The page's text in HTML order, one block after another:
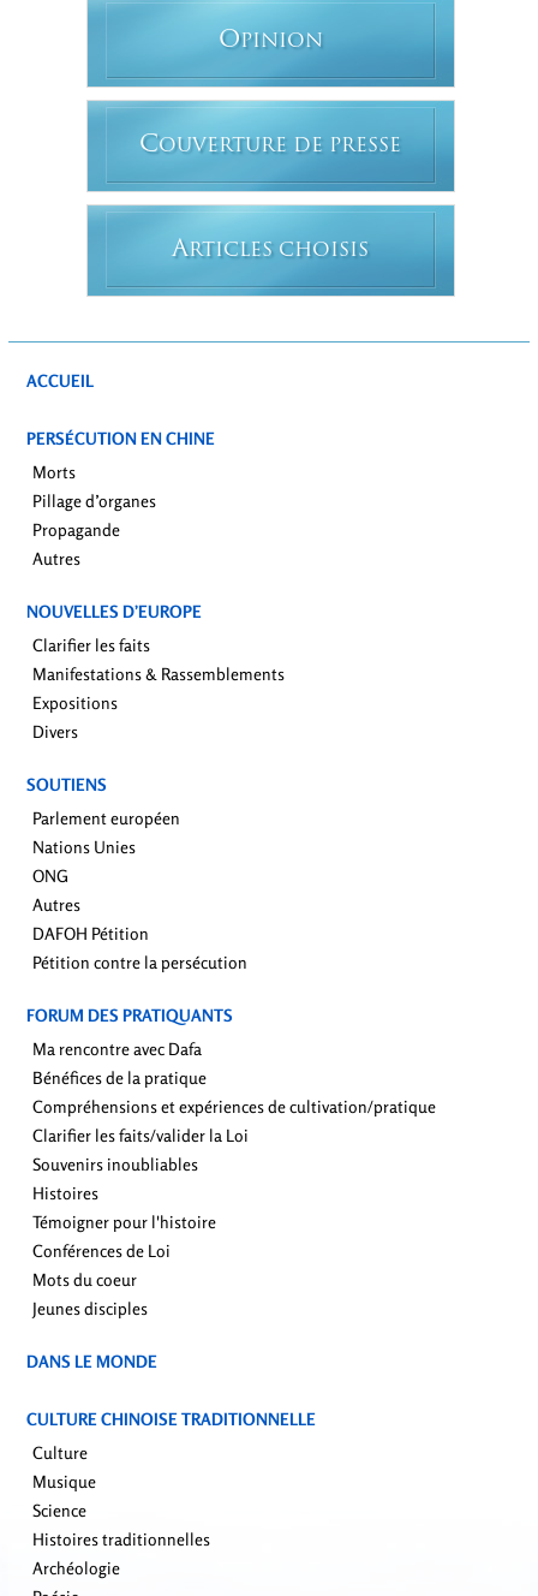
OPINION
COUVERTURE DE PRESSE
ARTICLES CHOISIS
ACCUEIL
PERSÉCUTION EN CHINE
Morts
Pillage d’organes
Propagande
Autres
NOUVELLES D’EUROPE
Clarifier les faits
Manifestations & Rassemblements
Expositions
Divers
SOUTIENS
Parlement européen
Nations Unies
ONG
Autres
DAFOH Pétition
Pétition contre la persécution
FORUM DES PRATIQUANTS
Ma rencontre avec Dafa
Bénéfices de la pratique
Compréhensions et expériences de cultivation/pratique
Clarifier les faits/valider la Loi
Souvenirs inoubliables
Histoires
Témoigner pour l'histoire
Conférences de Loi
Mots du coeur
Jeunes disciples
DANS LE MONDE
CULTURE CHINOISE TRADITIONNELLE
Culture
Musique
Science
Histoires traditionnelles
Archéologie